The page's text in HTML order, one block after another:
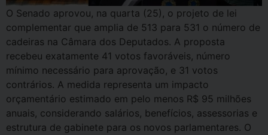
O Senado aprovou, na quarta (25), o projeto de lei
complementar que amplia de 513 para 531 o número de
cadeiras na Câmara dos Deputados. A proposta
recebeu exatamente 41 votos favoráveis, número
mínimo necessário para aprovação, e 31 votos
contrários. A medida representa um impacto
orçamentário estimado em pelo menos R$ 95 milhões
anuais, considerando salários, benefícios, assessorias e
estrutura de gabinete para os novos parlamentares. O